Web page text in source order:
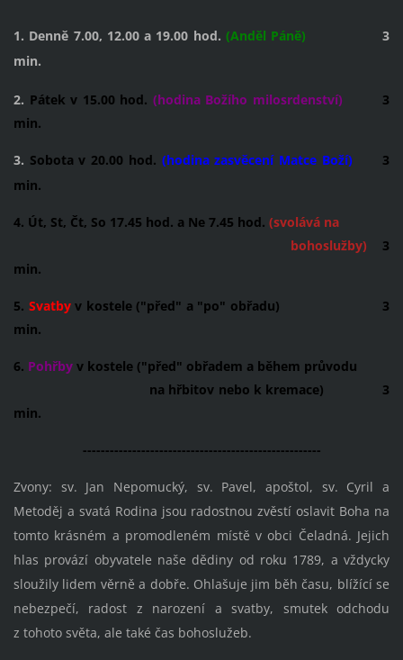
1. Denně 7.00, 12.00 a 19.00 hod.(Anděl Páně)3
min.
2. Pátek v 15.00 hod. (hodina Božího milosrdenství) 3
min.
3. Sobota v 20.00 hod. (hodina zasvěcení Matce Boží)
3
min.
4. Út, St, Čt, So 17.45 hod. a Ne 7.45 hod. (svolává na
bohoslužby) 3
min.
5. Svatbyv kostele ("před" a "po" obřadu) 3
min.
6. Pohřbyv kostele ("před" obřadem a během průvodu
na hřbitov nebo k kremace) 3
min.
-----------------------------------------------------
Zvony: sv. Jan Nepomucký, sv. Pavel, apoštol, sv. Cyril a
Metoděj a svatá Rodina jsou radostnou zvěstí oslavit Boha na
tomto krásném a promodleném místě v obci Čeladná. Jejich
hlas provází obyvatele naše dědiny od roku 1789, a vždycky
sloužily lidem věrně a dobře. Ohlašuje jim běh času, blížící se
nebezpečí, radost z narození a svatby, smutek odchodu
z tohoto světa, ale také čas bohoslužeb.